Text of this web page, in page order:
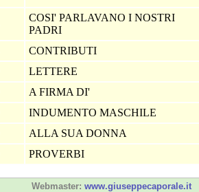
COSI' PARLAVANO I NOSTRI
PADRI
CONTRIBUTI
LETTERE
A FIRMA DI'
INDUMENTO MASCHILE
ALLA SUA DONNA
PROVERBI
Webmaster: www.giuseppecaporale.it